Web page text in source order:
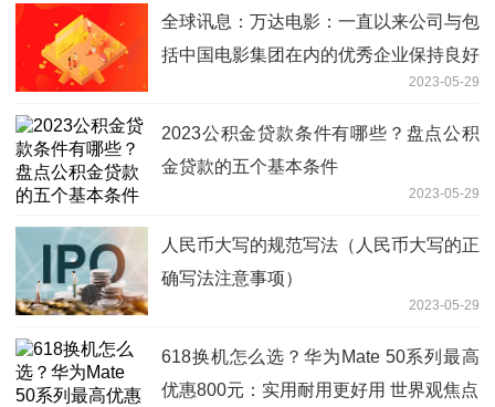
全球讯息：万达电影：一直以来公司与包
括中国电影集团在内的优秀企业保持良好
2023-05-29
2023公积金贷款条件有哪些？盘点公积
金贷款的五个基本条件
2023-05-29
人民币大写的规范写法（人民币大写的正
确写法注意事项）
2023-05-29
618换机怎么选？华为Mate 50系列最高
优惠800元：实用耐用更好用 世界观焦点